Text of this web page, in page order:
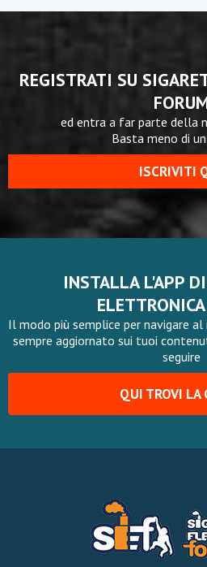
REGISTRATI SU
ed entra a far parte della
Basta meno di
ISCRIVITI
INSTALLA L'APP
Il modo più semplice per navigare
sempre aggiornato sui tuoi
seguire
QUI TROVI LA